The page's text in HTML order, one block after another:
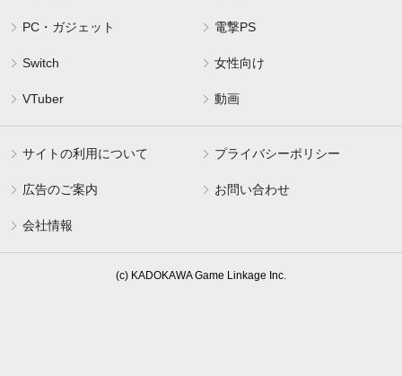
PC・ガジェット 電撃PS
Switch 女性向け
VTuber 動画
サイトの利用について プライバシーポリシー
広告のご案内 お問い合わせ
会社情報
(c) KADOKAWA Game Linkage Inc.